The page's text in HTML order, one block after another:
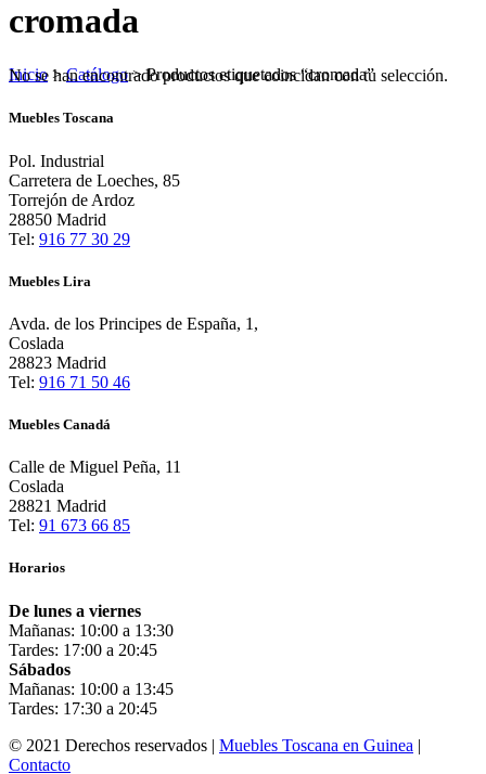
cromada
Inicio>Catálogo>Productos etiquetados “cromada”
No se han encontrado productos que coincidan con tu selección.
Muebles Toscana
Pol. Industrial
Carretera de Loeches, 85
Torrejón de Ardoz
28850 Madrid
Tel: 916 77 30 29
Muebles Lira
Avda. de los Principes de España, 1,
Coslada
28823 Madrid
Tel: 916 71 50 46
Muebles Canadá
Calle de Miguel Peña, 11
Coslada
28821 Madrid
Tel: 91 673 66 85
Horarios
De lunes a viernes
Mañanas: 10:00 a 13:30
Tardes: 17:00 a 20:45
Sábados
Mañanas: 10:00 a 13:45
Tardes: 17:30 a 20:45
© 2021 Derechos reservados | Muebles Toscana en Guinea |
Contacto